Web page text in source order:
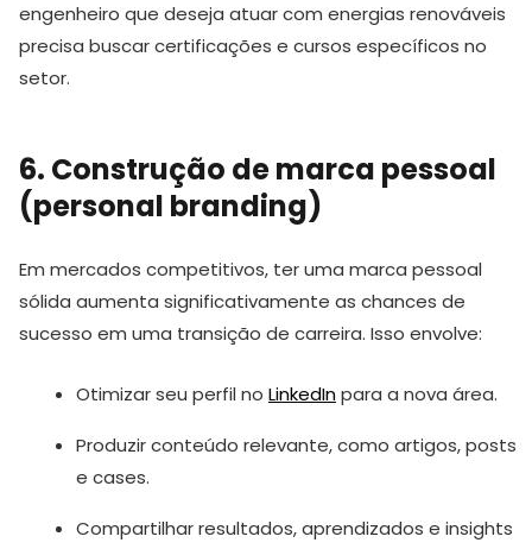
engenheiro que deseja atuar com energias renováveis
precisa buscar certificações e cursos específicos no
setor.
6. Construção de marca pessoal
(personal branding)
Em mercados competitivos, ter uma marca pessoal
sólida aumenta significativamente as chances de
sucesso em uma transição de carreira. Isso envolve:
Otimizar seu perfil no LinkedInpara a nova área.
Produzir conteúdo relevante, como artigos, posts
e cases.
Compartilhar resultados, aprendizados e insights